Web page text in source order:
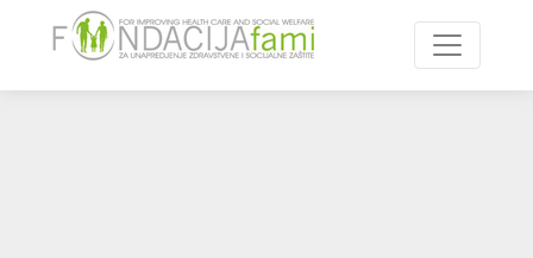
Toggle